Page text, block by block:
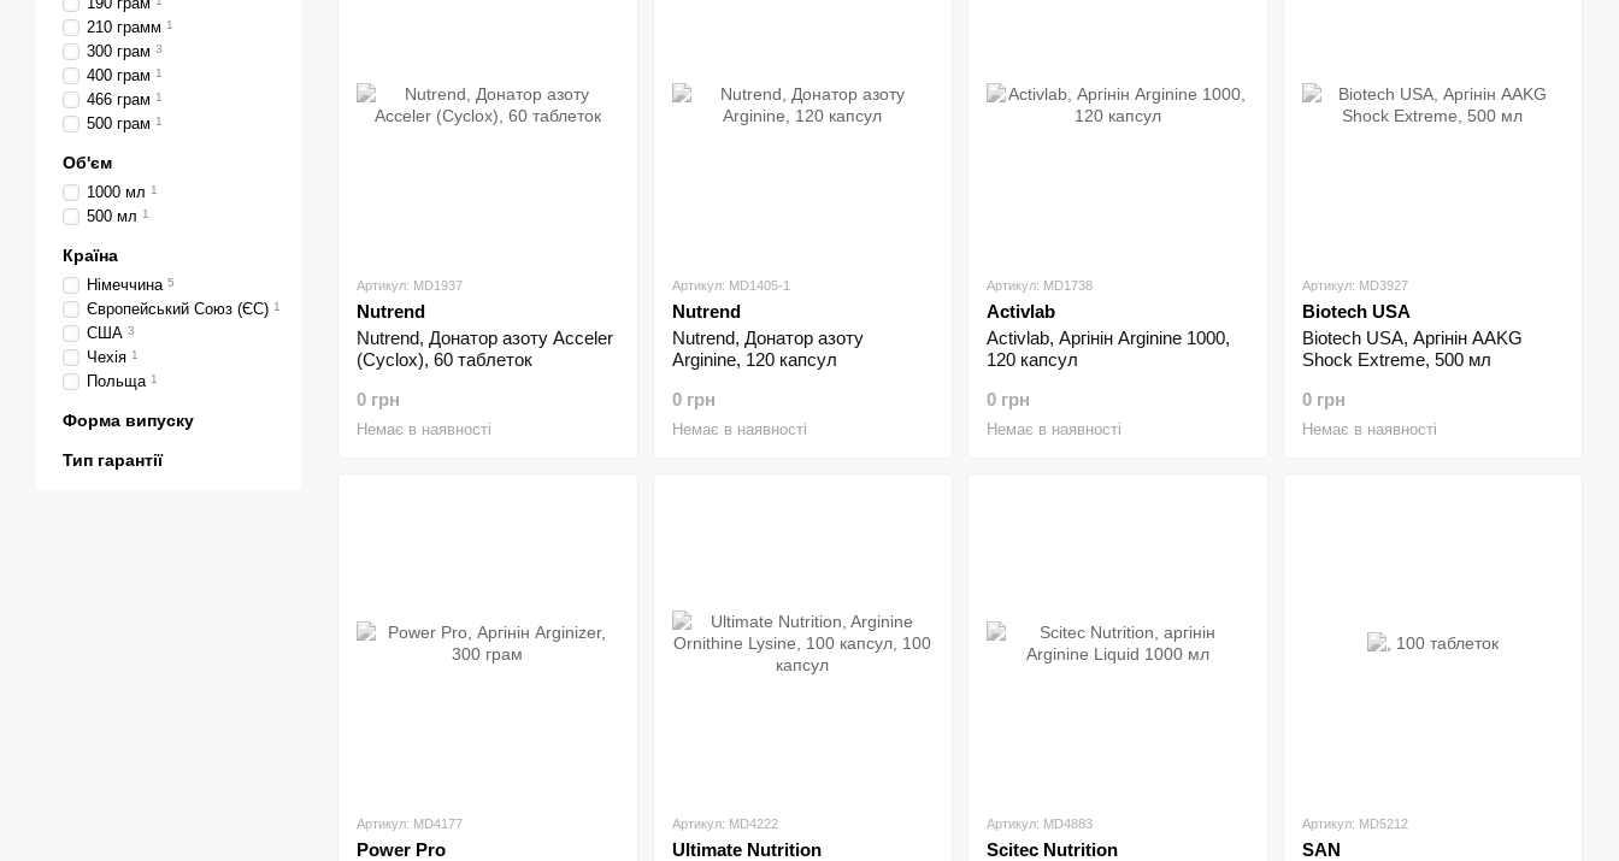
Артикул: MD1937
Nutrend
Nutrend, Донатор азоту Acceler
(Cyclox), 60 таблеток
0 грн
Немає в наявності
Артикул: MD1405-1
Nutrend
Nutrend, Донатор азоту
Arginine, 120 капсул
0 грн
Немає в наявності
Артикул: MD1738
Activlab
Activlab, Аргінін Arginine 1000,
120 капсул
0 грн
Немає в наявності
Артикул: MD3927
Biotech USA
Biotech USA, Аргінін AAKG
Shock Extreme, 500 мл
0 грн
Немає в наявності
Артикул: MD4177
Power Pro
Артикул: MD4222
Ultimate Nutrition
Артикул: MD4883
Scitec Nutrition
Артикул: MD5212
SAN
210 грамм 1
300 грам 3
400 грам 1
466 грам 1
500 грам 1
Об'єм
1000 мл 1
500 мл 1
Країна
Німеччина 5
Європейський Союз (ЄС) 1
США 3
Чехія 1
Польща 1
Форма випуску
Тип гарантії